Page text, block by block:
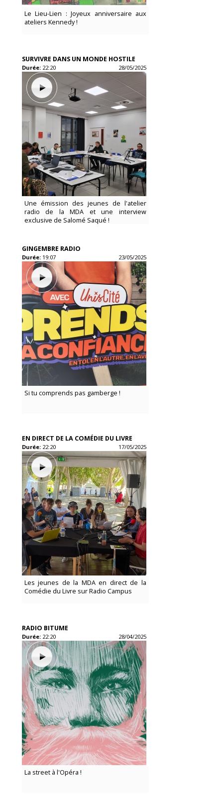
Le Lieu-Lien : Joyeux anniversaire aux
ateliers Kennedy !
SURVIVRE DANS UN MONDE HOSTILE
Durée: 22:20 28/05/2025
Une émission des jeunes de l'atelier
radio de la MDA et une interview
exclusive de Salomé Saqué !
GINGEMBRE RADIO
Durée: 19:07 23/05/2025
Si tu comprends pas gamberge !
EN DIRECT DE LA COMÉDIE DU LIVRE
Durée: 22:20 17/05/2025
Les jeunes de la MDA en direct de la
Comédie du Livre sur Radio Campus
RADIO BITUME
Durée: 22:20 28/04/2025
La street à l'Opéra !